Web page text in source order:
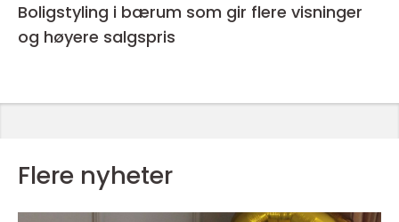
Boligstyling i bærum som gir flere visninger
og høyere salgspris
Flere nyheter